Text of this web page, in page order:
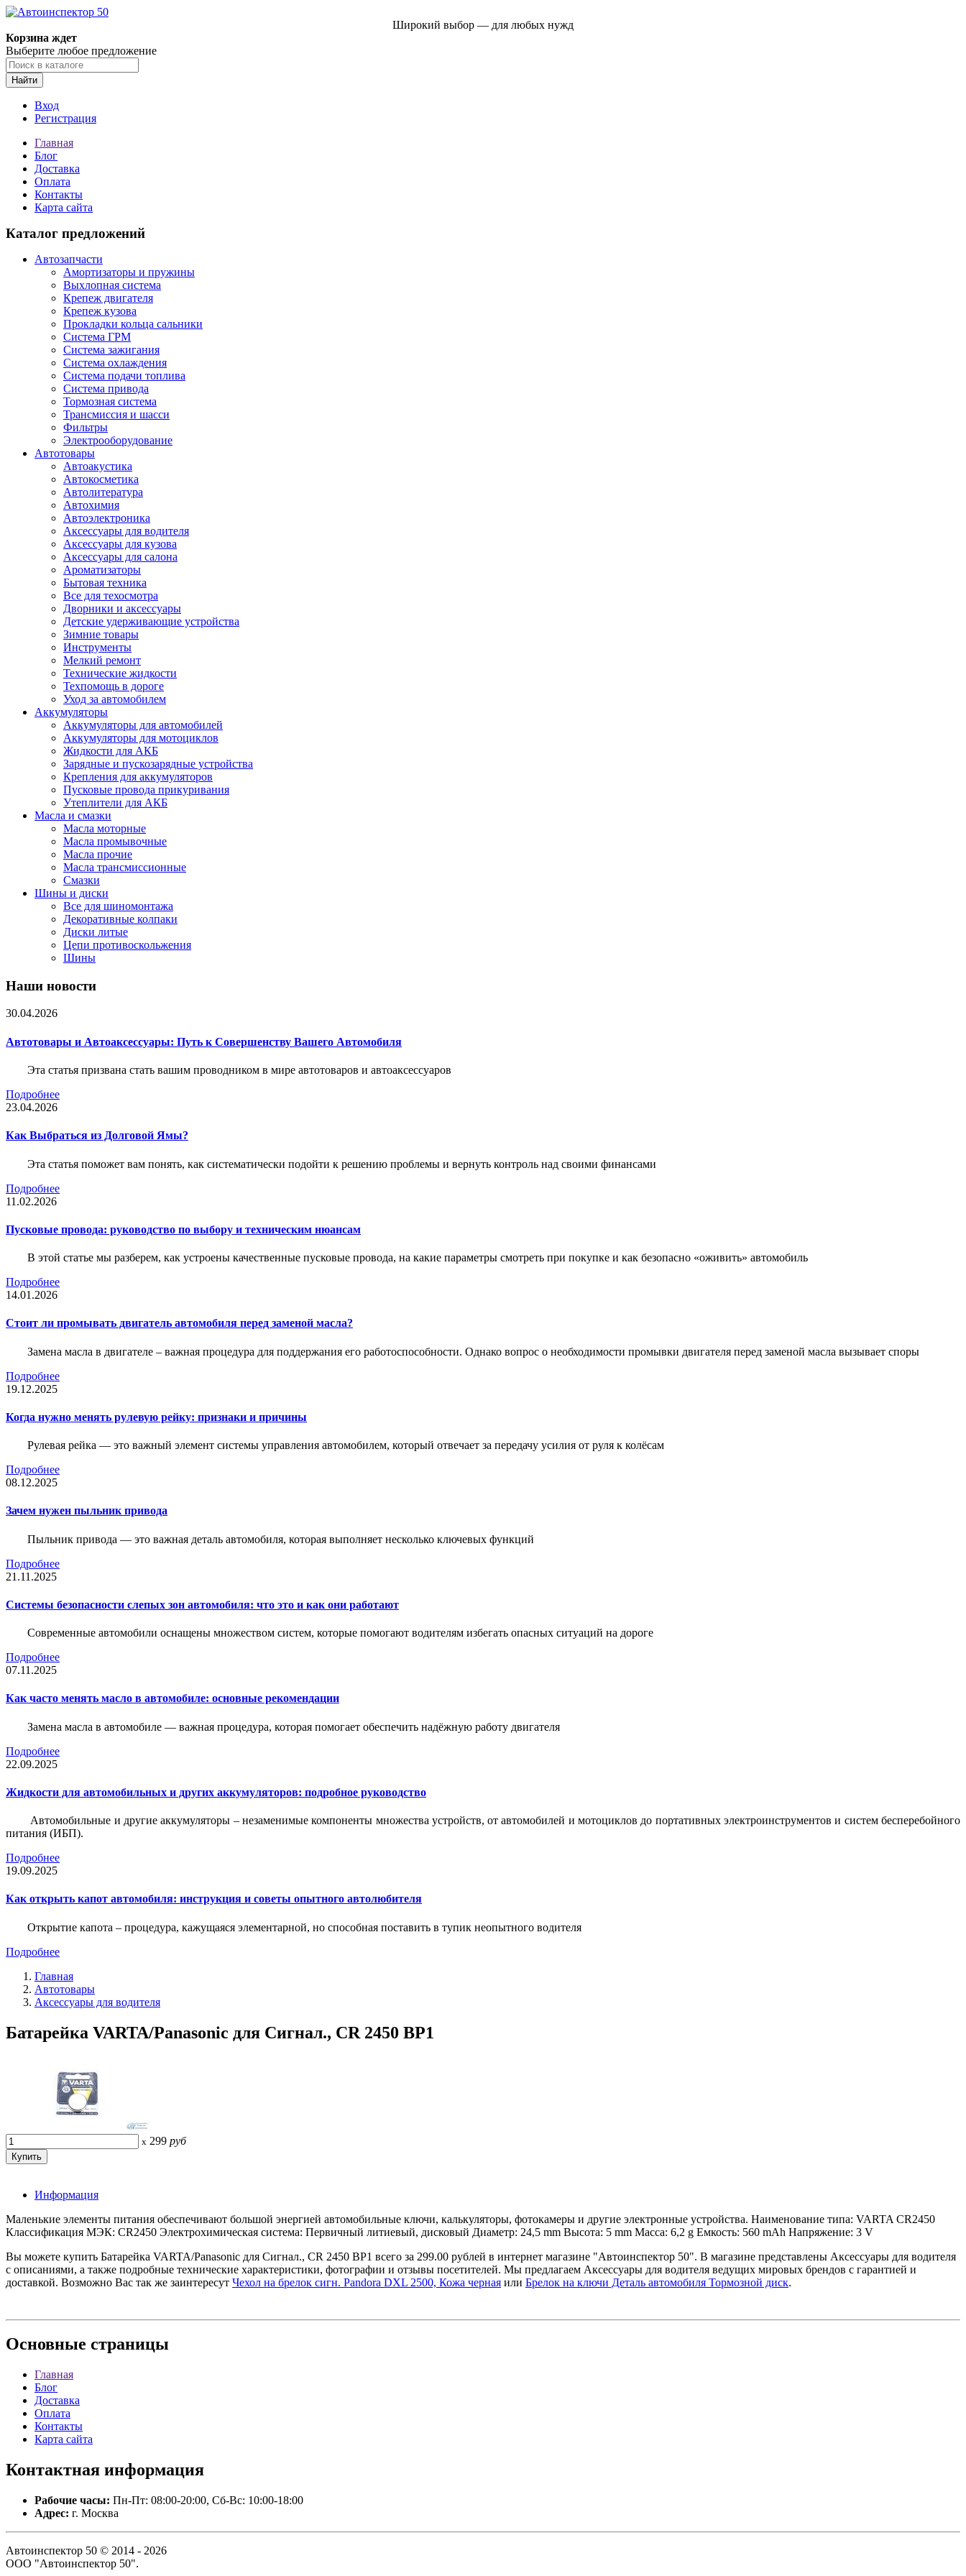
Широкий выбор — для любых нужд
Корзина ждет
Выберите любое предложение
Найти
Вход
Регистрация
Главная
Блог
Доставка
Оплата
Контакты
Карта сайта
Каталог предложений
Автозапчасти
Амортизаторы и пружины
Выхлопная система
Крепеж двигателя
Крепеж кузова
Прокладки кольца сальники
Система ГРМ
Система зажигания
Система охлаждения
Система подачи топлива
Система привода
Тормозная система
Трансмиссия и шасси
Фильтры
Электрооборудование
Автотовары
Автоакустика
Автокосметика
Автолитература
Автохимия
Автоэлектроника
Аксессуары для водителя
Аксессуары для кузова
Аксессуары для салона
Ароматизаторы
Бытовая техника
Все для техосмотра
Дворники и аксессуары
Детские удерживающие устройства
Зимние товары
Инструменты
Мелкий ремонт
Технические жидкости
Техпомощь в дороге
Уход за автомобилем
Аккумуляторы
Аккумуляторы для автомобилей
Аккумуляторы для мотоциклов
Жидкости для АКБ
Зарядные и пускозарядные устройства
Крепления для аккумуляторов
Пусковые провода прикуривания
Утеплители для АКБ
Масла и смазки
Масла моторные
Масла промывочные
Масла прочие
Масла трансмиссионные
Смазки
Шины и диски
Все для шиномонтажа
Декоративные колпаки
Диски литые
Цепи противоскольжения
Шины
Наши новости
30.04.2026
Автотовары и Автоаксессуары: Путь к Совершенству Вашего Автомобиля
Эта статья призвана стать вашим проводником в мире автотоваров и автоаксессуаров
Подробнее
23.04.2026
Как Выбраться из Долговой Ямы?
Эта статья поможет вам понять, как систематически подойти к решению проблемы и вернуть контроль над своими финансами
Подробнее
11.02.2026
Пусковые провода: руководство по выбору и техническим нюансам
В этой статье мы разберем, как устроены качественные пусковые провода, на какие параметры смотреть при покупке и как безопасно «оживить» автомобиль
Подробнее
14.01.2026
Стоит ли промывать двигатель автомобиля перед заменой масла?
Замена масла в двигателе – важная процедура для поддержания его работоспособности. Однако вопрос о необходимости промывки двигателя перед заменой масла вызывает споры
Подробнее
19.12.2025
Когда нужно менять рулевую рейку: признаки и причины
Рулевая рейка — это важный элемент системы управления автомобилем, который отвечает за передачу усилия от руля к колёсам
Подробнее
08.12.2025
Зачем нужен пыльник привода
Пыльник привода — это важная деталь автомобиля, которая выполняет несколько ключевых функций
Подробнее
21.11.2025
Системы безопасности слепых зон автомобиля: что это и как они работают
Современные автомобили оснащены множеством систем, которые помогают водителям избегать опасных ситуаций на дороге
Подробнее
07.11.2025
Как часто менять масло в автомобиле: основные рекомендации
Замена масла в автомобиле — важная процедура, которая помогает обеспечить надёжную работу двигателя
Подробнее
22.09.2025
Жидкости для автомобильных и других аккумуляторов: подробное руководство
Автомобильные и другие аккумуляторы – незаменимые компоненты множества устройств, от автомобилей и мотоциклов до портативных электроинструментов и систем бесперебойного
питания (ИБП).
Подробнее
19.09.2025
Как открыть капот автомобиля: инструкция и советы опытного автолюбителя
Открытие капота – процедура, кажущаяся элементарной, но способная поставить в тупик неопытного водителя
Подробнее
Главная
Автотовары
Аксессуары для водителя
Батарейка VARTA/Panasonic для Сигнал., CR 2450 BP1
x 299 руб
Информация
Маленькие элементы питания обеспечивают большой энергией автомобильные ключи, калькуляторы, фотокамеры и другие электронные устройства. Наименование типа: VARTA CR2450
Классификация МЭК: CR2450 Электрохимическая система: Первичный литиевый, дисковый Диаметр: 24,5 mm Высота: 5 mm Масса: 6,2 g Емкость: 560 mAh Напряжение: 3 V
Вы можете купить Батарейка VARTA/Panasonic для Сигнал., CR 2450 BP1 всего за 299.00 рублей в интернет магазине "Автоинспектор 50". В магазине представлены Аксессуары для водителя
с описаниями, а также подробные технические характеристики, фотографии и отзывы посетителей. Мы предлагаем Аксессуары для водителя ведущих мировых брендов с гарантией и
доставкой. Возможно Вас так же заинтересут Чехол на брелок сигн. Pandora DXL 2500, Кожа черная или Брелок на ключи Деталь автомобиля Тормозной диск.
Основные страницы
Главная
Блог
Доставка
Оплата
Контакты
Карта сайта
Контактная информация
Рабочие часы: Пн-Пт: 08:00-20:00, Сб-Вс: 10:00-18:00
Адрес: г. Москва
Автоинспектор 50 © 2014 - 2026
ООО "Автоинспектор 50".